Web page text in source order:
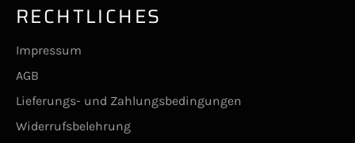
RECHTLICHES
Impressum
AGB
Lieferungs- und Zahlungsbedingungen
Widerrufsbelehrung